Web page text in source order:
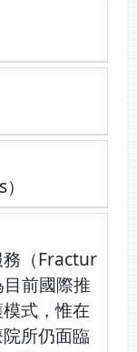
務（Fractur
前國際推
式，惟在
所仍面臨